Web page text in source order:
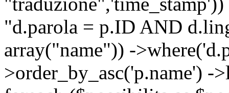
"d.parola = p.ID AND
array("name")) -
>order_by_asc('p.name')